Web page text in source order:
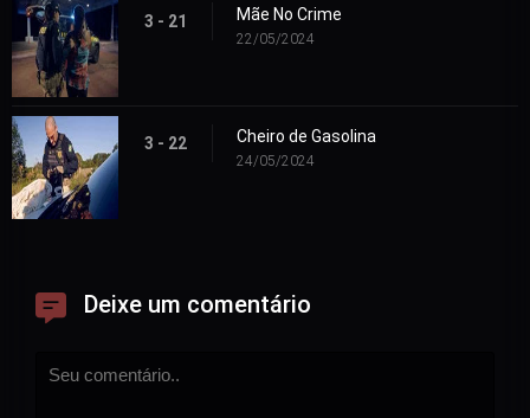
3 - 21 Mãe No Crime
22/05/2024
3 - 22 Cheiro de Gasolina
24/05/2024
Deixe um comentário